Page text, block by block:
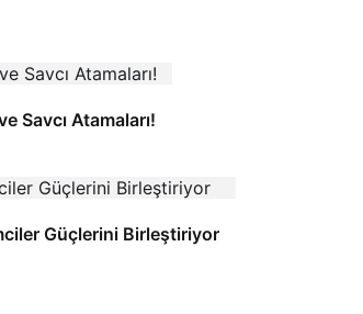
Savcı Atamaları!
Güçlerini Birleştiriyor